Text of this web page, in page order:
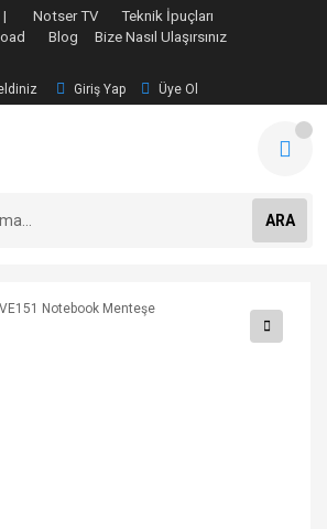
Notser TV
Teknik İpuçları
Blog
Bize Nasıl Ulaşırsınız
Giriş Yap Üye Ol
ARA